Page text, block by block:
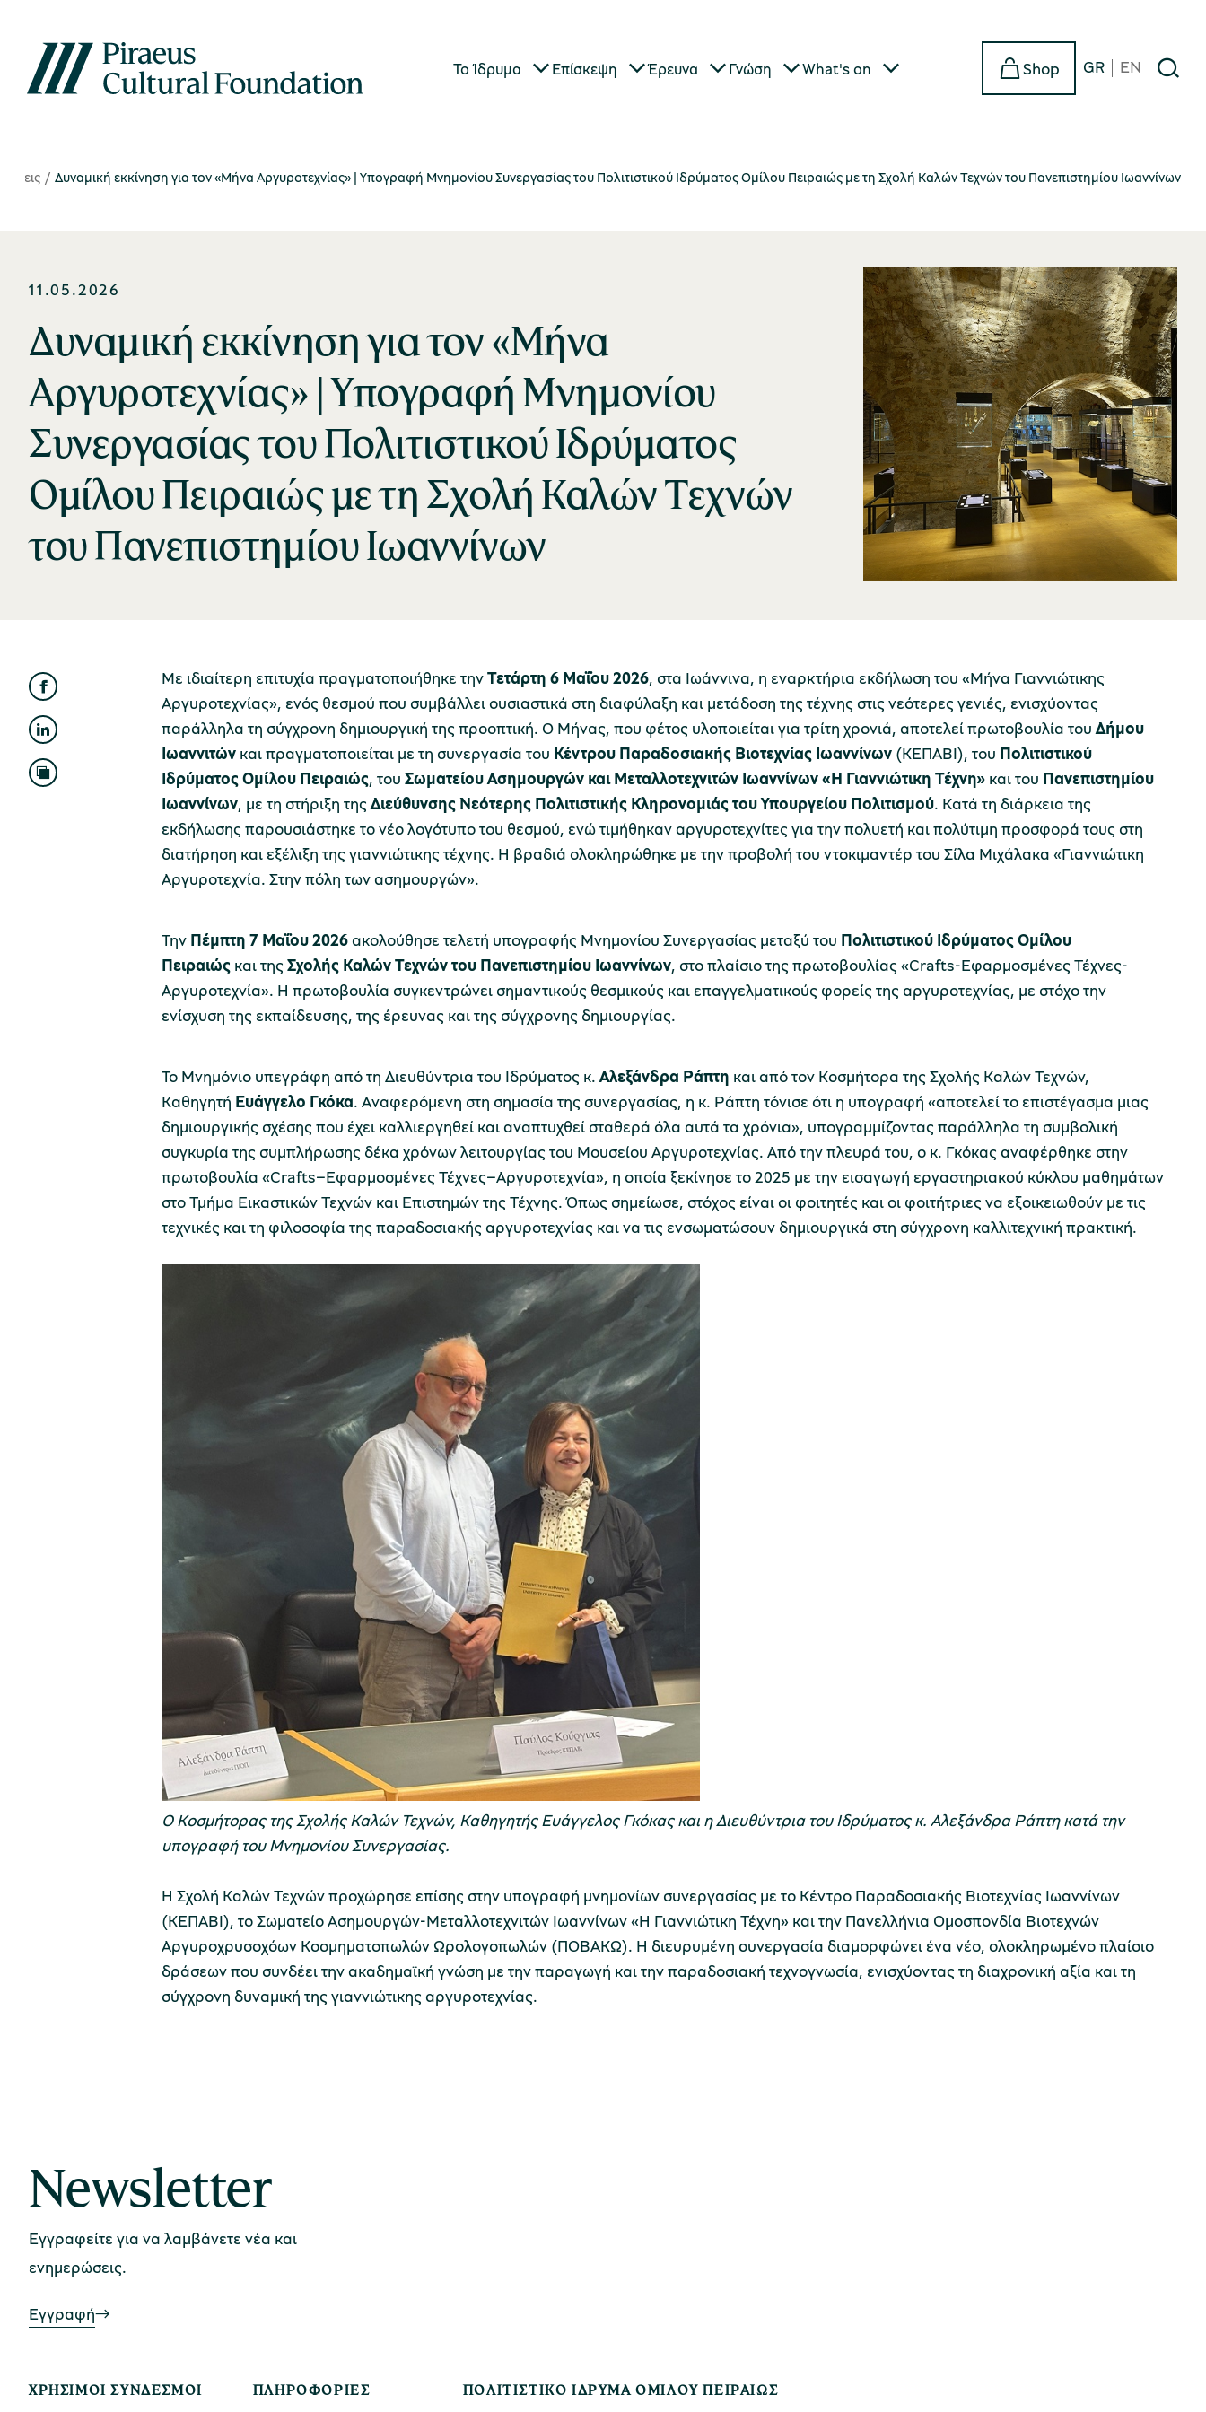
Το Ίδρυμα Επίσκεψη Έρευνα Γνώση What's on Shop GR EN
Δυναμική εκκίνηση για τον «Μήνα Αργυροτεχνίας» | Υπογραφή Μνημονίου Συνεργασίας του Πολιτιστικού Ιδρύματος Ομίλου Πειραιώς με τη Σχολή Καλών Τεχνών του Πανεπιστημίου Ιωαννίνων
11.05.2026
Δυναμική εκκίνηση για τον «Μήνα
Αργυροτεχνίας» | Υπογραφή Μνημονίου
Συνεργασίας του Πολιτιστικού Ιδρύματος
Ομίλου Πειραιώς με τη Σχολή Καλών Τεχνών
του Πανεπιστημίου Ιωαννίνων
Με ιδιαίτερη επιτυχία πραγματοποιήθηκε τηνΤετάρτη 6 Μαΐου 2026, στα Ιωάννινα, η εναρκτήρια εκδήλωση του «Μήνα Γιαννιώτικης
Αργυροτεχνίας», ενός θεσμού που συμβάλλει ουσιαστικά στη διαφύλαξη και μετάδοση της τέχνης στις νεότερες γενιές, ενισχύοντας
παράλληλα τη σύγχρονη δημιουργική της προοπτική. Ο Μήνας, που φέτος υλοποιείται για τρίτη χρονιά, αποτελεί πρωτοβουλία του Δήμου
Ιωαννιτών και πραγματοποιείται με τη συνεργασία του Κέντρου Παραδοσιακής Βιοτεχνίας Ιωαννίνων (ΚΕΠΑΒΙ), του Πολιτιστικού
Ιδρύματος Ομίλου Πειραιώς, του Σωματείου Ασημουργών και Μεταλλοτεχνιτών Ιωαννίνων «Η Γιαννιώτικη Τέχνη» και του Πανεπιστημίου
Ιωαννίνων, με τη στήριξη της Διεύθυνσης Νεότερης Πολιτιστικής Κληρονομιάς του Υπουργείου Πολιτισμού. Κατά τη διάρκεια της
εκδήλωσης παρουσιάστηκε το νέο λογότυπο του θεσμού, ενώ τιμήθηκαν αργυροτεχνίτες για την πολυετή και πολύτιμη προσφορά τους στη
διατήρηση και εξέλιξη της γιαννιώτικης τέχνης. Η βραδιά ολοκληρώθηκε με την προβολή του ντοκιμαντέρ του Σίλα Μιχάλακα «Γιαννιώτικη
Αργυροτεχνία. Στην πόλη των ασημουργών».
Την Πέμπτη 7 Μαΐου 2026ακολούθησε τελετή υπογραφής Μνημονίου Συνεργασίας μεταξύ του Πολιτιστικού Ιδρύματος Ομίλου
Πειραιώς και της Σχολής Καλών Τεχνών του Πανεπιστημίου Ιωαννίνων, στο πλαίσιο της πρωτοβουλίας «Crafts-Εφαρμοσμένες Τέχνες-
Αργυροτεχνία». Η πρωτοβουλία συγκεντρώνει σημαντικούς θεσμικούς και επαγγελματικούς φορείς της αργυροτεχνίας, με στόχο την
ενίσχυση της εκπαίδευσης, της έρευνας και της σύγχρονης δημιουργίας.
Το Μνημόνιο υπεγράφη από τη Διευθύντρια του Ιδρύματος κ. Αλεξάνδρα Ράπτη και από τον Κοσμήτορα της Σχολής Καλών Τεχνών,
Καθηγητή Ευάγγελο Γκόκα. Αναφερόμενη στη σημασία της συνεργασίας, η κ. Ράπτη τόνισε ότι η υπογραφή «αποτελεί το επιστέγασμα μιας
δημιουργικής σχέσης που έχει καλλιεργηθεί και αναπτυχθεί σταθερά όλα αυτά τα χρόνια», υπογραμμίζοντας παράλληλα τη συμβολική
συγκυρία της συμπλήρωσης δέκα χρόνων λειτουργίας του Μουσείου Αργυροτεχνίας. Από την πλευρά του, ο κ. Γκόκας αναφέρθηκε στην
πρωτοβουλία «Crafts–Εφαρμοσμένες Τέχνες–Αργυροτεχνία», η οποία ξεκίνησε το 2025 με την εισαγωγή εργαστηριακού κύκλου μαθημάτων
στο Τμήμα Εικαστικών Τεχνών και Επιστημών της Τέχνης. Όπως σημείωσε, στόχος είναι οι φοιτητές και οι φοιτήτριες να εξοικειωθούν με τις
τεχνικές και τη φιλοσοφία της παραδοσιακής αργυροτεχνίας και να τις ενσωματώσουν δημιουργικά στη σύγχρονη καλλιτεχνική πρακτική.
Ο Κοσμήτορας της Σχολής Καλών Τεχνών, Καθηγητής Ευάγγελος Γκόκας και η Διευθύντρια του Ιδρύματος κ. Αλεξάνδρα Ράπτη κατά την
υπογραφή του Μνημονίου Συνεργασίας.
Η Σχολή Καλών Τεχνών προχώρησε επίσης στην υπογραφή μνημονίων συνεργασίας με το Κέντρο Παραδοσιακής Βιοτεχνίας Ιωαννίνων
(ΚΕΠΑΒΙ), το Σωματείο Ασημουργών-Μεταλλοτεχνιτών Ιωαννίνων «Η Γιαννιώτικη Τέχνη» και την Πανελλήνια Ομοσπονδία Βιοτεχνών
Αργυροχρυσοχόων Κοσμηματοπωλών Ωρολογοπωλών (ΠΟΒΑΚΩ). Η διευρυμένη συνεργασία διαμορφώνει ένα νέο, ολοκληρωμένο πλαίσιο
δράσεων που συνδέει την ακαδημαϊκή γνώση με την παραγωγή και την παραδοσιακή τεχνογνωσία, ενισχύοντας τη διαχρονική αξία και τη
σύγχρονη δυναμική της γιαννιώτικης αργυροτεχνίας.
Newsletter
Εγγραφείτε για να λαμβάνετε νέα και
ενημερώσεις.
Εγγραφή
ΧΡΉΣΙΜΟΙ ΣΎΝΔΕΣΜΟΙ ΠΛΗΡΟΦΟΡΊΕΣ ΠΟΛΙΤΙΣΤΙΚΟ ΙΔΡΥΜΑ ΟΜΙΛΟΥ ΠΕΙΡΑΙΩΣ